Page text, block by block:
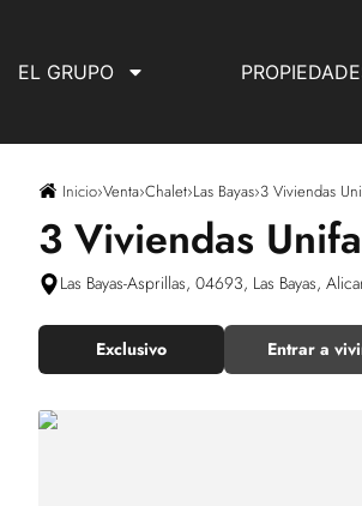
EL GRUPO
Inicio›Venta›Chalet›Las Bayas›3 Viviendas
3 Viviendas
Las Bayas-Asprillas, 04693, Las Bayas,
Exclusivo Entrar a